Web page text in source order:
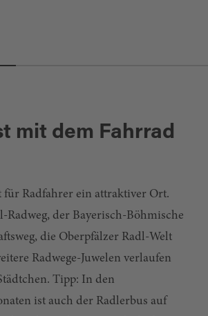
mit dem Fahrrad
für Radfahrer ein attraktiver Ort.
Radweg, der Bayerisch-Böhmische
die Oberpfälzer Radl-Welt
Radwege-Juwelen verlaufen
Tipp: In den
ist auch der Radlerbus auf